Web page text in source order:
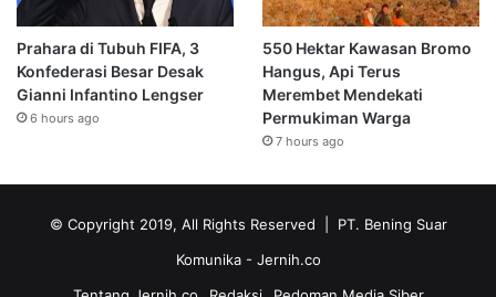
Prahara di Tubuh FIFA, 3
Konfederasi Besar Desak
Gianni Infantino Lengser
6 hours ago
550 Hektar Kawasan Bromo
Hangus, Api Terus
Merembet Mendekati
Permukiman Warga
7 hours ago
© Copyright 2019, All Rights Reserved | PT. Bening Suar
Komunika - Jernih.co